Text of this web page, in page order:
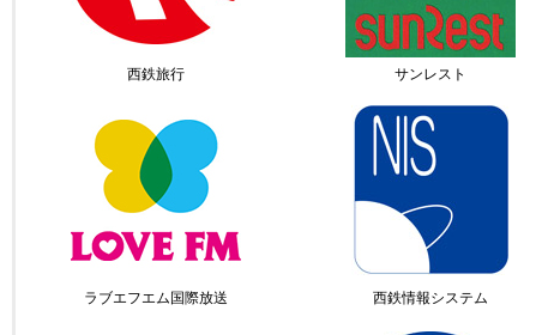
西鉄旅行 サンレスト
ラブエフエム国際放送 西鉄情報システム